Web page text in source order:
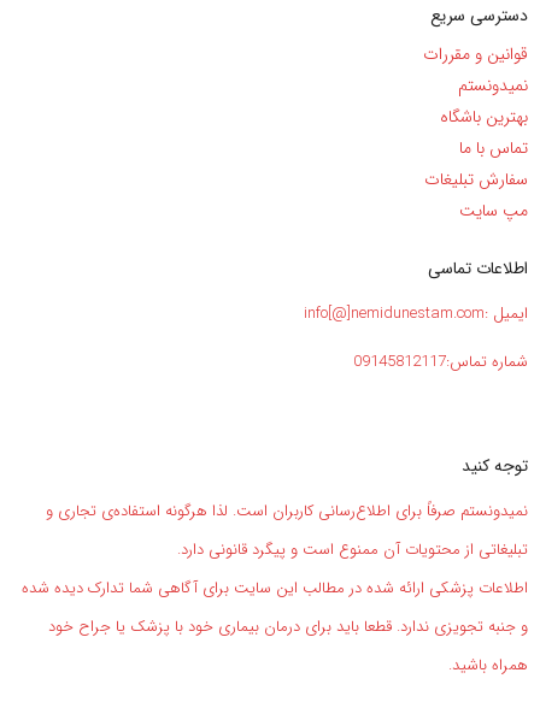
دسترسی سریع
قوانین و مقررات
نمیدونستم
بهترین باشگاه
تماس با ما
سفارش تبلیغات
مپ سایت
اطلاعات تماسی
ایمیل :info[@]nemidunestam.com
شماره تماس:09145812117
توجه کنید
نمیدونستم صرفاً برای اطلاع‌رسانی کاربران است. لذا هرگونه استفاده‌ی تجاری و
تبلیغاتی از محتویات آن ممنوع است و پیگرد قانونی دارد.
اطلاعات پزشکی ارائه شده در مطالب این سایت برای آگاهی شما تدارک دیده شده
و جنبه تجویزی ندارد. قطعا باید برای درمان بیماری خود با پزشک یا جراح خود
همراه باشید.